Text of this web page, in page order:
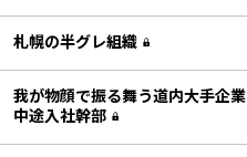
札幌の半グレ組織
我が物顔で振る舞う道内大手企業
中途入社幹部